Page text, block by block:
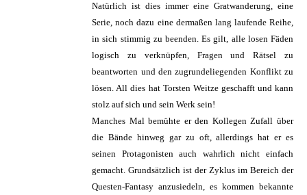
Natürlich ist dies immer eine Gratwanderung, eine
Serie, noch dazu eine dermaßen lang laufende Reihe,
in sich stimmig zu beenden. Es gilt, alle losen Fäden
logisch zu verknüpfen, Fragen und Rätsel zu
beantworten und den zugrundeliegenden Konflikt zu
lösen. All dies hat Torsten Weitze geschafft und kann
stolz auf sich und sein Werk sein!
Manches Mal bemühte er den Kollegen Zufall über
die Bände hinweg gar zu oft, allerdings hat er es
seinen Protagonisten auch wahrlich nicht einfach
gemacht. Grundsätzlich ist der Zyklus im Bereich der
Questen-Fantasy anzusiedeln, es kommen bekannte